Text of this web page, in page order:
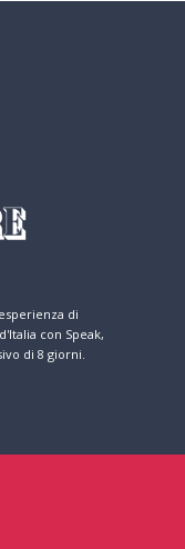
di
con Speak,
di 8 giorni.